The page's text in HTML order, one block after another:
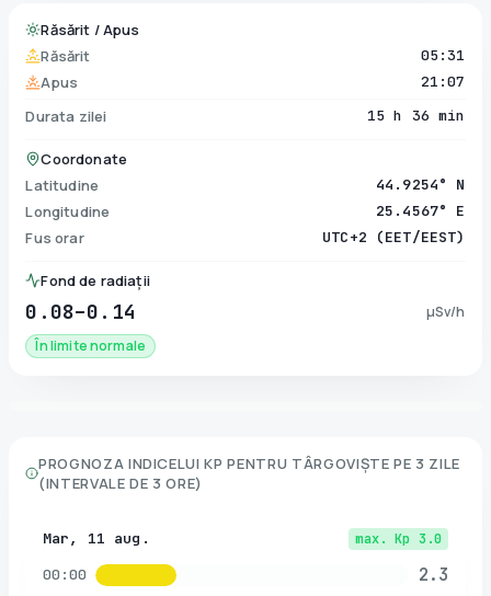
Răsărit / Apus
Răsărit
05:31
Apus 21:07
Durata zilei 15 h 36 min
Coordonate
Latitudine
44.9254° N
Longitudine 25.4567° E
Fus orar UTC+2 (EET/EEST)
Fond de radiații
0.08–0.14
µSv/h
În limite normale
PROGNOZA INDICELUI KP PENTRU TÂRGOVIȘTE PE 3 ZILE
(INTERVALE DE 3 ORE)
Mar, 11 aug. max. Kp 3.0
00:00 2.3